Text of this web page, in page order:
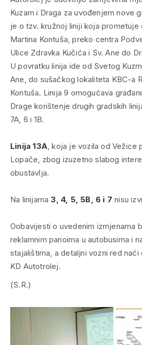
Kuzam i Draga za uvođenjem nove
je o tzv. kružnoj liniji koja prometuje
Martina Kontuša, preko centra
Ulice Zdravka Kučića i Sv. Ane do
U povratku linija ide od Svetog
Ane, do sušačkog lokaliteta KBC-a
Kontuša. Linija 9 omogućava
Drage korištenje drugih gradskih
7A, 6 i 1B.
Linija 13A, koja je vozila od Vežice
Lopače, zbog izuzetno slabog
obustavlja.
Na linijama 3, 4, 5, 5B, 6 i 7 nisu
Oobavijesti o uvedenim izmjenama
reklamnim panoima u autobusima i
stajalištima, a detaljni vozni red naći
KD Autotrolej.
(S.R.)